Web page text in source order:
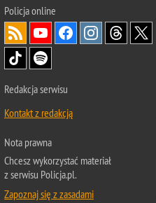
Policjaonline
Redakcja serwisu
Kontakt z redakcją
Nota prawna
Chcesz wykorzystać materiał
z serwisu Policja.pl.
Zapoznaj się z zasadami